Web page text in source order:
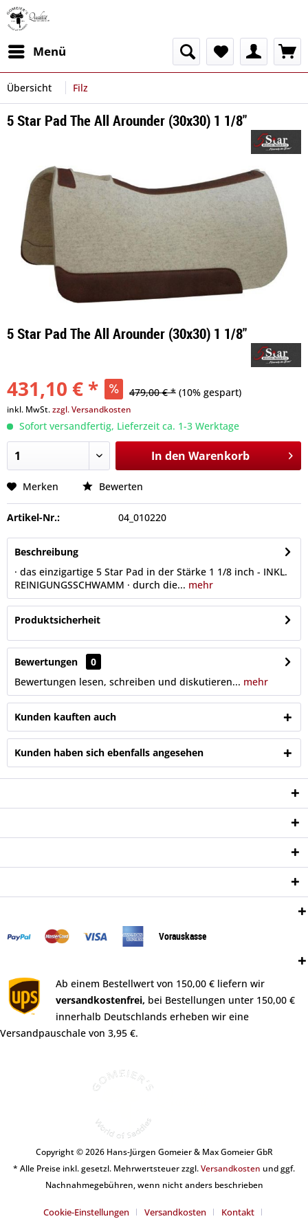
Menü
Übersicht Filz
5 Star Pad The All Arounder (30x30) 1 1/8"
5 Star Pad The All Arounder (30x30) 1 1/8"
431,10 € * 479,00 € * (10% gespart)
inkl. MwSt.zzgl. Versandkosten
Sofort versandfertig, Lieferzeit ca. 1-3 Werktage
In den Warenkorb
Merken Bewerten
Artikel-Nr.: 04_010220
Beschreibung
· das einzigartige 5 Star Pad in der Stärke 1 1/8 inch - INKL.
REINIGUNGSSCHWAMM · durch die... mehr
Produktsicherheit
Bewertungen
0
Bewertungen lesen, schreiben und diskutieren... mehr
Kunden kauften auch
Kunden haben sich ebenfalls angesehen
Vorauskasse
Ab einem Bestellwert von 150,00 € liefern wir
versandkostenfrei, bei Bestellungen unter 150,00 €
innerhalb Deutschlands erheben wir eine
Versandpauschale von 3,95 €.
Copyright © 2026 Hans-Jürgen Gomeier & Max Gomeier GbR
* Alle Preise inkl. gesetzl. Mehrwertsteuer zzgl.Versandkosten und ggf.
Nachnahmegebühren, wenn nicht anders beschrieben
Cookie-Einstellungen Versandkosten
Kontakt